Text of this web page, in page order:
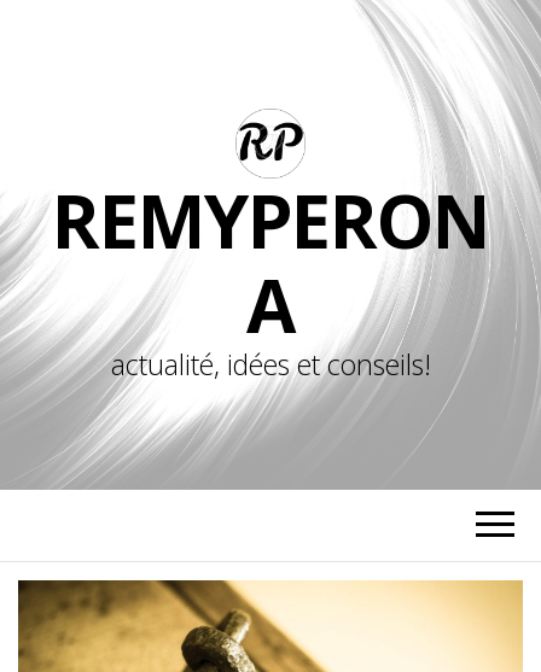
REMYPERON
A
actualité, idées et conseils!